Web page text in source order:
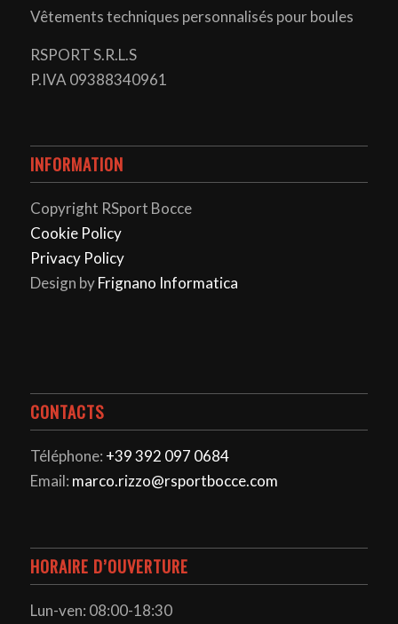
Vêtements techniques personnalisés pour boules
RSPORT S.R.L.S
P.IVA 09388340961
INFORMATION
Copyright RSport Bocce
Cookie Policy
Privacy Policy
Design byFrignano Informatica
CONTACTS
Téléphone: +39 392 097 0684
Email: marco.rizzo@rsportbocce.com
HORAIRE D’OUVERTURE
Lun-ven: 08:00-18:30